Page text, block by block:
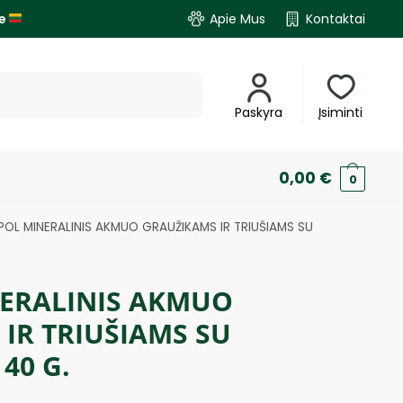
Apie Mus Kontaktai
Paskyra Įsiminti
0,00 € 0
MINERALINIS AKMUO GRAUŽIKAMS IR TRIUŠIAMS SU
AKMUO
TRIUŠIAMS SU
G.